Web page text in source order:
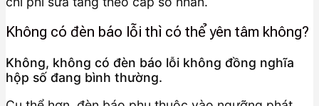
Không có đèn báo lỗi thì có thể yên tâm không?
Không, không có đèn báo lỗi không đồng nghĩa
hộp số đang bình thường.